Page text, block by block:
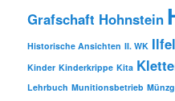
Grafschaft Hohnstein
Historische Ansichten II. WK
Kinder Kinderkrippe Kita
Lehrbuch Munitionsbetrieb